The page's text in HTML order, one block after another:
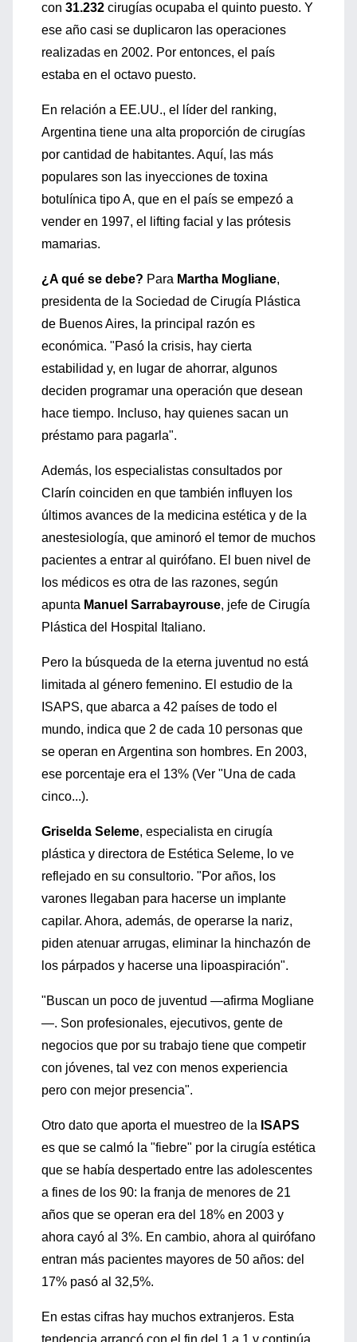
con 31.232 cirugías ocupaba el quinto puesto. Y
ese año casi se duplicaron las operaciones
realizadas en 2002. Por entonces, el país
estaba en el octavo puesto.
En relación a EE.UU., el líder del ranking,
Argentina tiene una alta proporción de cirugías
por cantidad de habitantes. Aquí, las más
populares son las inyecciones de toxina
botulínica tipo A, que en el país se empezó a
vender en 1997, el lifting facial y las prótesis
mamarias.
¿A qué se debe? Para Martha Mogliane,
presidenta de la Sociedad de Cirugía Plástica
de Buenos Aires, la principal razón es
económica. "Pasó la crisis, hay cierta
estabilidad y, en lugar de ahorrar, algunos
deciden programar una operación que desean
hace tiempo. Incluso, hay quienes sacan un
préstamo para pagarla".
Además, los especialistas consultados por
Clarín coinciden en que también influyen los
últimos avances de la medicina estética y de la
anestesiología, que aminoró el temor de muchos
pacientes a entrar al quirófano. El buen nivel de
los médicos es otra de las razones, según
apunta Manuel Sarrabayrouse, jefe de Cirugía
Plástica del Hospital Italiano.
Pero la búsqueda de la eterna juventud no está
limitada al género femenino. El estudio de la
ISAPS, que abarca a 42 países de todo el
mundo, indica que 2 de cada 10 personas que
se operan en Argentina son hombres. En 2003,
ese porcentaje era el 13% (Ver "Una de cada
cinco...).
Griselda Seleme, especialista en cirugía
plástica y directora de Estética Seleme, lo ve
reflejado en su consultorio. "Por años, los
varones llegaban para hacerse un implante
capilar. Ahora, además, de operarse la nariz,
piden atenuar arrugas, eliminar la hinchazón de
los párpados y hacerse una lipoaspiración".
"Buscan un poco de juventud —afirma Mogliane
—. Son profesionales, ejecutivos, gente de
negocios que por su trabajo tiene que competir
con jóvenes, tal vez con menos experiencia
pero con mejor presencia".
Otro dato que aporta el muestreo de la ISAPS
es que se calmó la "fiebre" por la cirugía estética
que se había despertado entre las adolescentes
a fines de los 90: la franja de menores de 21
años que se operan era del 18% en 2003 y
ahora cayó al 3%. En cambio, ahora al quirófano
entran más pacientes mayores de 50 años: del
17% pasó al 32,5%.
En estas cifras hay muchos extranjeros. Esta
tendencia arrancó con el fin del 1 a 1 y continúa